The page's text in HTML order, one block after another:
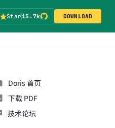
Star15.7k DOWNLOAD
Doris 首页
下载 PDF
技术论坛